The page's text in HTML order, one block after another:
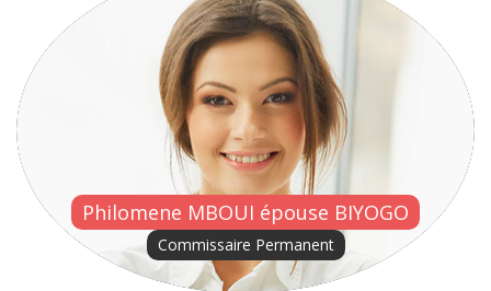
Philomene MBOUI épouse BIYOGO
Commissaire Permanent